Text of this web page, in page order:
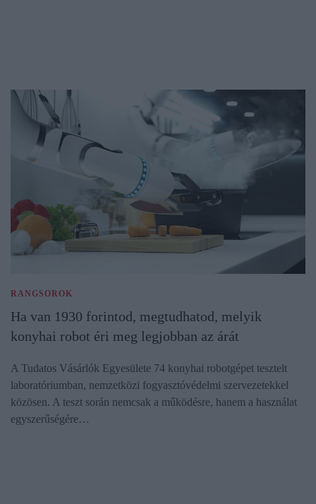
RANGSOROK
Ha van 1930 forintod, megtudhatod, melyik
konyhai robot éri meg legjobban az árát
A Tudatos Vásárlók Egyesülete 74 konyhai robotgépet tesztelt
laboratóriumban, nemzetközi fogyasztóvédelmi szervezetekkel
közösen. A teszt során nemcsak a működésre, hanem a használat
egyszerűségére…